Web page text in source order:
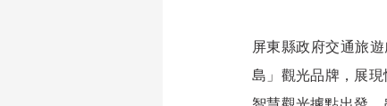
屏東縣政府交通旅
島」觀光品牌，展